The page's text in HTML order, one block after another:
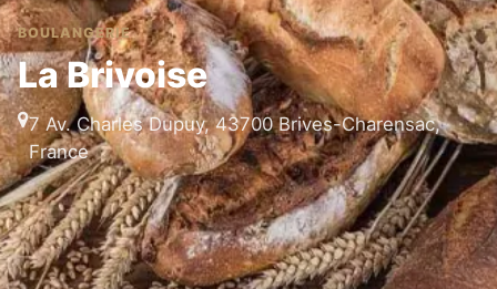
BOULANGERIE
La Brivoise
7 Av. Charles Dupuy, 43700 Brives-Charensac,
France